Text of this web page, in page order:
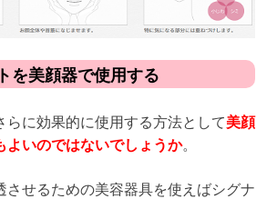
を美顔器で使用する
らに効果的に使用する方法として美顔
よいのではないでしょうか。
させるための美容器具を使えばシグナ